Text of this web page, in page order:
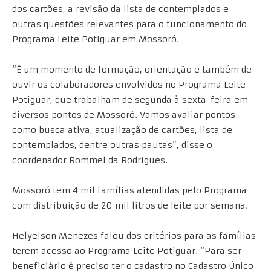
dos cartões, a revisão da lista de contemplados e
outras questões relevantes para o funcionamento do
Programa Leite Potiguar em Mossoró.
“É um momento de formação, orientação e também de
ouvir os colaboradores envolvidos no Programa Leite
Potiguar, que trabalham de segunda à sexta-feira em
diversos pontos de Mossoró. Vamos avaliar pontos
como busca ativa, atualização de cartões, lista de
contemplados, dentre outras pautas”, disse o
coordenador Rommel da Rodrigues.
Mossoró tem 4 mil famílias atendidas pelo Programa
com distribuição de 20 mil litros de leite por semana.
Helyelson Menezes falou dos critérios para as famílias
terem acesso ao Programa Leite Potiguar. “Para ser
beneficiário é preciso ter o cadastro no Cadastro Único